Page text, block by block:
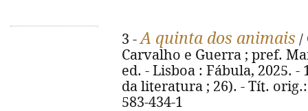
3 -A quinta dos animais /
Carvalho e Guerra ; pref.
ed. - Lisboa : Fábula, 2025. -
da literatura ; 26). - Tít.
583-434-1